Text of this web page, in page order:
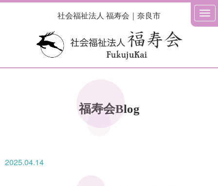
社会福祉法人 福寿会｜奈良市
福寿会Blog
2025.04.14